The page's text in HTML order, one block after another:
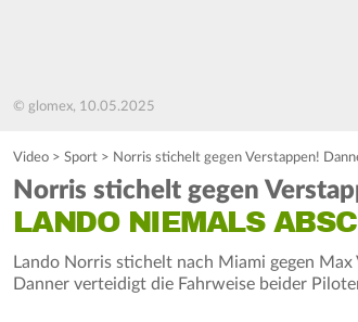
© glomex, 10.05.2025
Video > Sport > Norris stichelt gegen Verstappen!
Norris stichelt gegen
LANDO NIEMALS
Lando Norris stichelt nach Miami gegen
Danner verteidigt die Fahrweise beider